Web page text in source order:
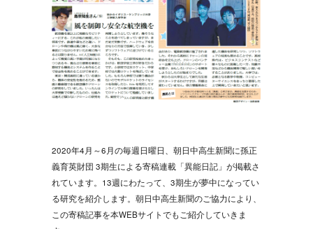
2020年4月～6月の毎週日曜日、朝日中高生新聞に孫正
義育英財団 3期生による寄稿連載「異能日記」が掲載さ
れています。13週にわたって、3期生が夢中になってい
る研究を紹介します。朝日中高生新聞のご協力により、
この寄稿記事を本WEBサイトでもご紹介していきま